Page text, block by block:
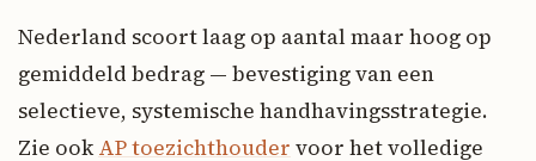
Nederland scoort laag op aantal maar hoog op
gemiddeld bedrag — bevestiging van een
selectieve, systemische handhavingsstrategie.
Zie ookAP toezichthouder voor het volledige